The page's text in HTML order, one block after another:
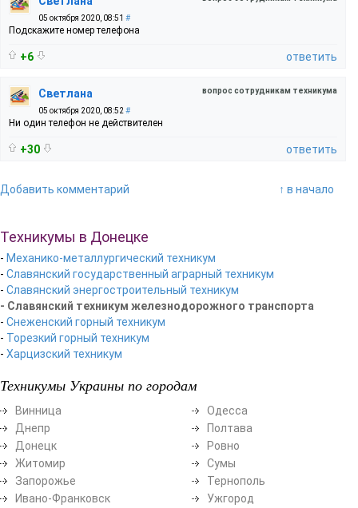
05 октября 2020, 08:51 #
Подскажите номер телефона
+6 ответить
вопрос сотрудникам техникума
Светлана
05 октября 2020, 08:52 #
Ни один телефон не действителен
+30 ответить
Добавить комментарий ↑ в начало
Техникумы в Донецке
- Механико-металлургический техникум
- Славянский государственный аграрный техникум
- Славянский энергостроительный техникум
- Славянский техникум железнодорожного транспорта
- Снеженский горный техникум
- Торезкий горный техникум
- Харцизский техникум
Техникумы Украины по городам
Винница
Днепр
Донецк
Житомир
Запорожье
Ивано-Франковск
Одесса
Полтава
Ровно
Сумы
Тернополь
Ужгород